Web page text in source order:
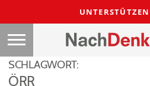
SCHLAGWORT:
ÖRR